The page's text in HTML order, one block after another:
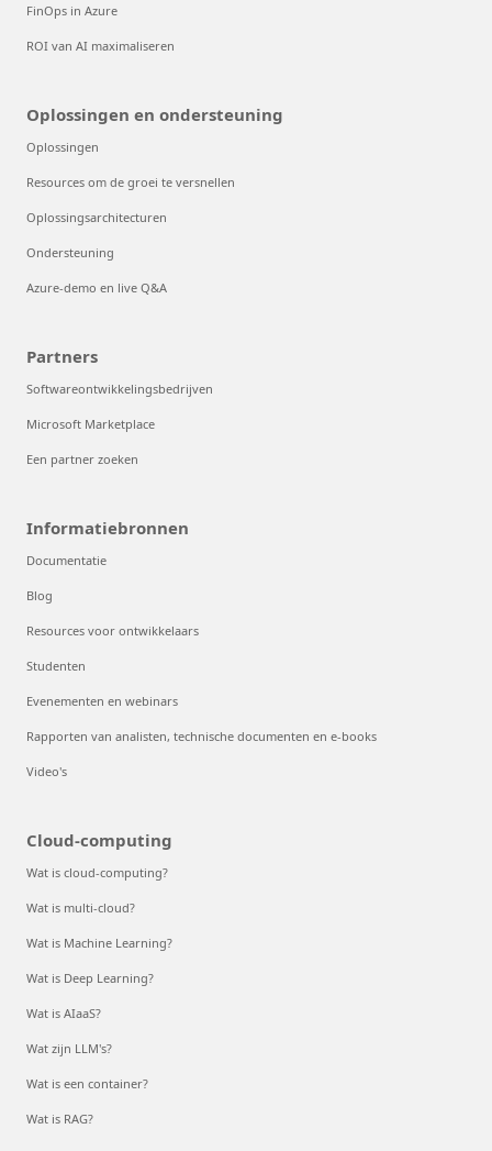
FinOps in Azure
ROI van AI maximaliseren
Oplossingen en ondersteuning
Oplossingen
Resources om de groei te versnellen
Oplossingsarchitecturen
Ondersteuning
Azure-demo en live Q&A
Partners
Softwareontwikkelingsbedrijven
Microsoft Marketplace
Een partner zoeken
Informatiebronnen
Documentatie
Blog
Resources voor ontwikkelaars
Studenten
Evenementen en webinars
Rapporten van analisten, technische documenten en e-books
Video's
Cloud-computing
Wat is cloud-computing?
Wat is multi-cloud?
Wat is Machine Learning?
Wat is Deep Learning?
Wat is AIaaS?
Wat zijn LLM's?
Wat is een container?
Wat is RAG?